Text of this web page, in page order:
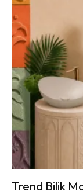
Trend Bilik